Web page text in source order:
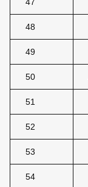
48
49
50
51
52
53
54